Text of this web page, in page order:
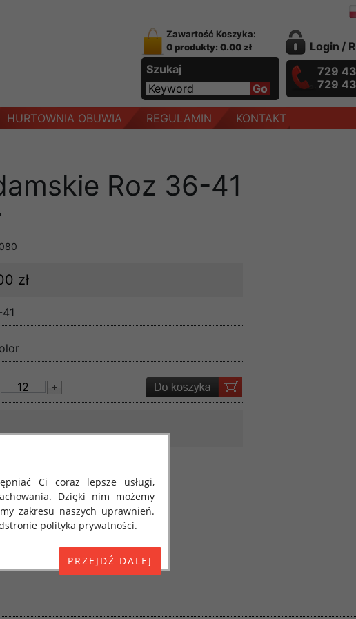
Zawartość Koszyka:
0 produkty: 0.00 zł
Szukaj
Login /
729
729
HURTOWNIA OBUWIA REGULAMIN KONTAKT
Roz 36-41
zł
Ci coraz lepsze usługi,
Dzięki nim możemy
zakresu naszych uprawnień.
polityka prywatności.
i Rady (UE) 2016/679 z dnia 27
danych osobowych i w sprawie
jako "RODO", "ORODO",
25 maja 2018 roku. Poniżej